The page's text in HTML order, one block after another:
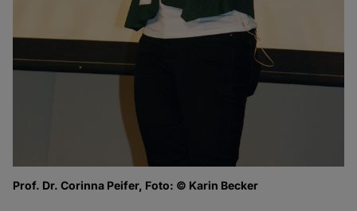
Prof. Dr. Corinna Peifer, Foto: © Karin Becker